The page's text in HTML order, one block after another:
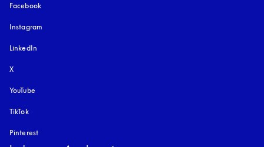
Facebook
Instagram
LinkedIn
X
YouTube
TikTok
Pinterest